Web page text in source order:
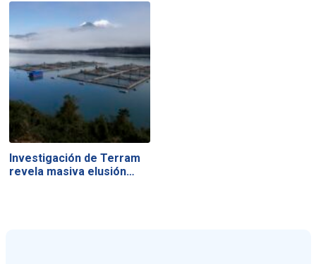
Investigación de Terram
revela masiva elusión…